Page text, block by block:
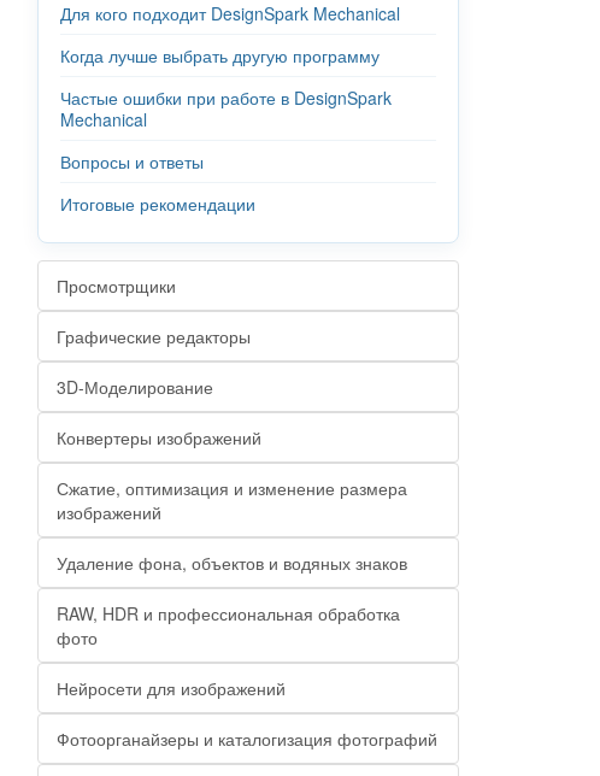
Для кого подходит DesignSpark Mechanical
Когда лучше выбрать другую программу
Частые ошибки при работе в DesignSpark
Mechanical
Вопросы и ответы
Итоговые рекомендации
Просмотрщики
Графические редакторы
3D-Моделирование
Конвертеры изображений
Сжатие, оптимизация и изменение размера
изображений
Удаление фона, объектов и водяных знаков
RAW, HDR и профессиональная обработка
фото
Нейросети для изображений
Фотоорганайзеры и каталогизация фотографий